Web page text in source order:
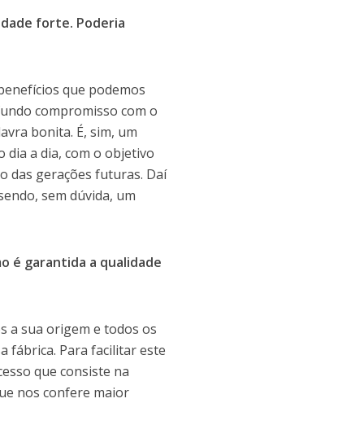
forte. Poderia
que podemos
compromisso com o
bonita. É, sim, um
dia a dia, com o objetivo
das gerações futuras. Daí
sem dúvida, um
é garantida a qualidade
a sua origem e todos os
fábrica. Para facilitar este
que consiste na
nos confere maior